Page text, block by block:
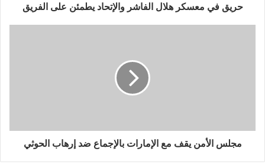
حريق في معسكر هلال الفاشر والإتحاد يطمئن على الفريق
مجلس الأمن يقف مع الإمارات بالإجماع ضد إرهاب الحوثي